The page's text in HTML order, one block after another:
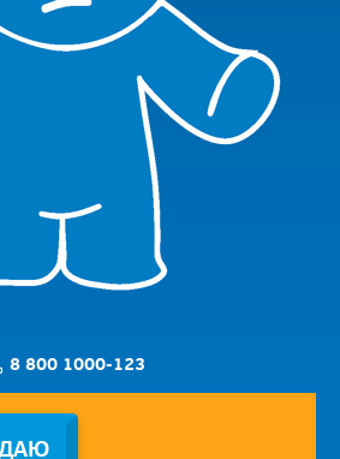
8 800 1000-123
Заявка на установку